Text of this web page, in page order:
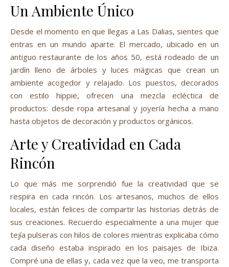
Un Ambiente Único
Desde el momento en que llegas a Las Dalias, sientes que
entras en un mundo aparte. El mercado, ubicado en un
antiguo restaurante de los años 50, está rodeado de un
jardín lleno de árboles y luces mágicas que crean un
ambiente acogedor y relajado. Los puestos, decorados
con estilo hippie, ofrecen una mezcla ecléctica de
productos: desde ropa artesanal y joyería hecha a mano
hasta objetos de decoración y productos orgánicos.
Arte y Creatividad en Cada
Rincón
Lo que más me sorprendió fue la creatividad que se
respira en cada rincón. Los artesanos, muchos de ellos
locales, están felices de compartir las historias detrás de
sus creaciones. Recuerdo especialmente a una mujer que
tejía pulseras con hilos de colores mientras explicaba cómo
cada diseño estaba inspirado en los paisajes de Ibiza.
Compré una de ellas y, cada vez que la veo, me transporta